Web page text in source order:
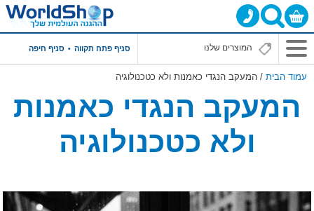
סניף פתח תקווה סניף חיפה
עמוד הבית / המעקב הנגדי כאמנות ולא כטכנולוגיה
המעקב הנגדי כאמנות
ולא כטכנולוגיה